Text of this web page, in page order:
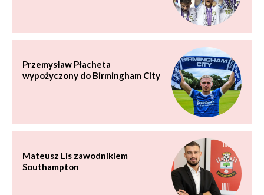
Przemysław Płacheta
wypożyczony do Birmingham City
Mateusz Lis zawodnikiem
Southampton